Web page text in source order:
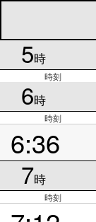
5時
時刻
6時
時刻
6:36
7時
時刻